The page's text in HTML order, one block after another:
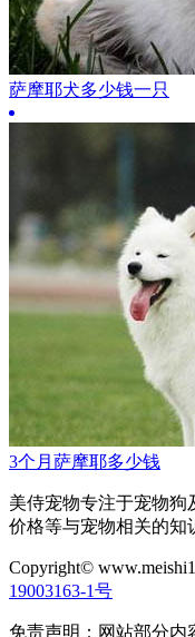
萨摩耶犬多少钱一只
3个月萨摩耶多少钱
美侍宠物专注于宠物狗
价格等与宠物相关的知
Copyright©
19003163-1号
免责声明：网站部分内